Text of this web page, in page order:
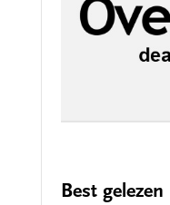
Best gelezen